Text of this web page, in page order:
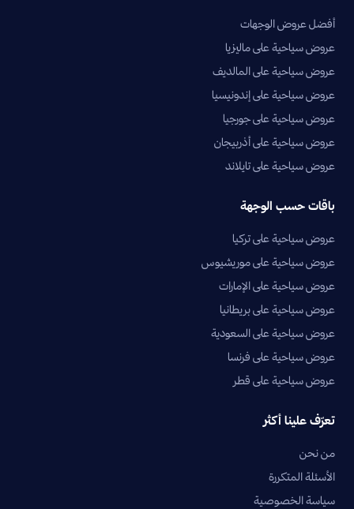
أفضل عروض الوجهات
عروض سياحية على ماليزيا
عروض سياحية على المالديف
عروض سياحية على إندونيسيا
عروض سياحية على جورجيا
عروض سياحية على أذربيجان
عروض سياحية على تايلاند
باقات حسب الوجهة
عروض سياحية على تركيا
عروض سياحية على موريشيوس
عروض سياحية على الإمارات
عروض سياحية على بريطانيا
عروض سياحية على السعودية
عروض سياحية على فرنسا
عروض سياحية على قطر
تعرّف علينا أكثر
من نحن
الأسئلة المتكررة
سياسة الخصوصية